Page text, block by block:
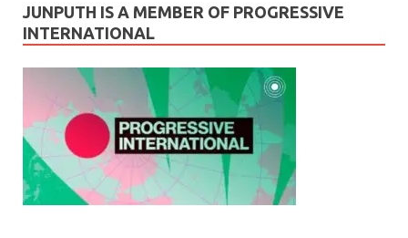
JUNPUTH IS A MEMBER OF PROGRESSIVE
INTERNATIONAL